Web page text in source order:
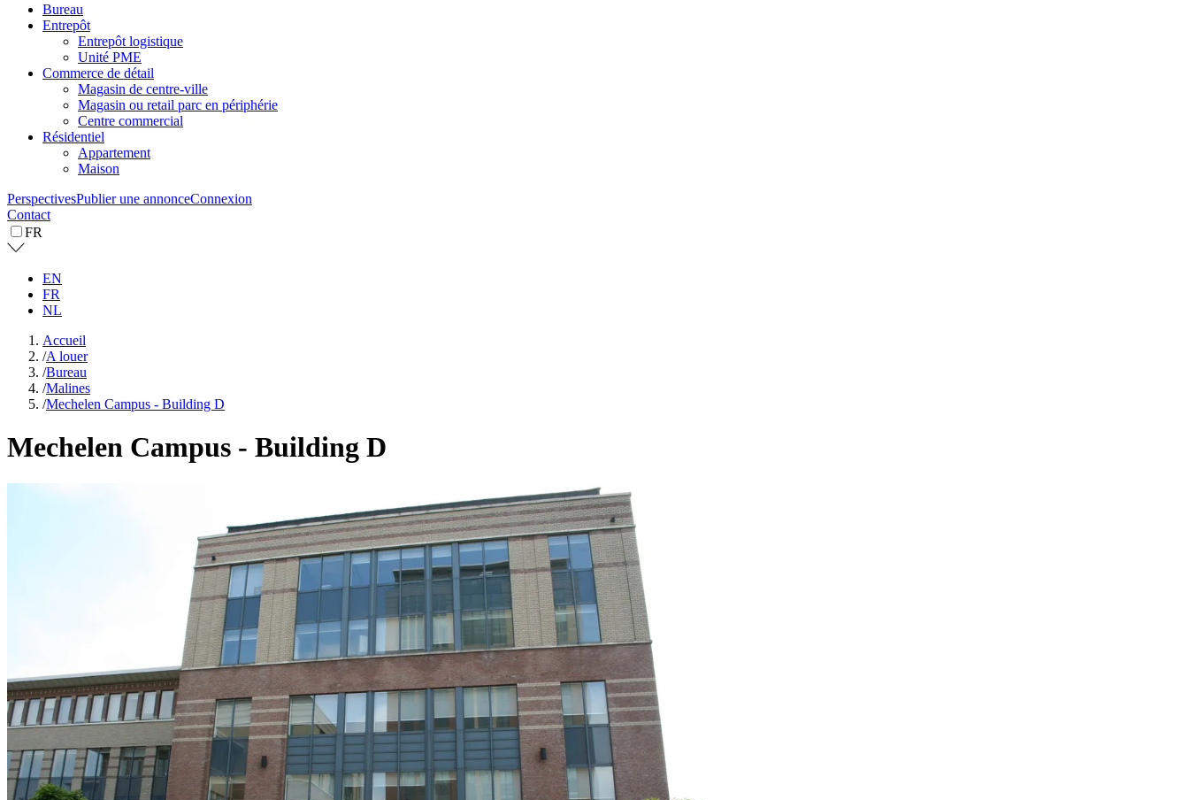
Bureau
Entrepôt
Entrepôt logistique
Unité PME
Commerce de détail
Magasin de centre-ville
Magasin ou retail parc en périphérie
Centre commercial
Résidentiel
Appartement
Maison
PerspectivesPublier une annonceConnexion
Contact
FR
EN
FR
NL
Accueil
/A louer
/Bureau
/Malines
/Mechelen Campus - Building D
Mechelen Campus - Building D